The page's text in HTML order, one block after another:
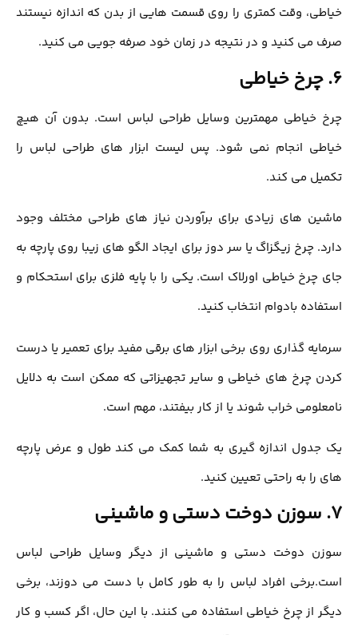
خیاطی، وقت کمتری را روی قسمت‌ هایی از بدن که اندازه نیستند
صرف می ‌کنید و در نتیجه در زمان خود صرفه‌ جویی می‌ کنید.
6. چرخ خیاطی
چرخ خیاطی مهمترین وسایل طراحی لباس است. بدون آن هیچ
خیاطی انجام نمی شود. پس لیست ابزار های طراحی لباس را
تکمیل می کند.
ماشین ‌هاي زيادي برای برآوردن نیاز های طراحی مختلف وجود
دارد. چرخ زیگزاگ يا سر دوز برای ایجاد الگو های زیبا روی پارچه به
جای چرخ خیاطی اورلاك است. یکی را با پایه فلزی برای استحکام و
استفاده بادوام انتخاب کنید.
سرمایه گذاری روی برخی ابزار های برقی مفید برای تعمیر یا درست
كردن چرخ هاي خیاطی و سایر تجهیزاتی که ممکن است به دلایل
نامعلومی خراب شوند یا از کار بیفتند، مهم است.
یک جدول اندازه گيري به شما کمک می کند طول و عرض پارچه
های را به راحتي تعیین کنيد.
7. سوزن دوخت دستی و ماشینی
سوزن دوخت دستی و ماشینی از دیگر وسایل طراحی لباس
است.برخی افراد لباس را به طور کامل با دست می دوزند، برخی
دیگر از چرخ خیاطی استفاده می کنند. با این حال، اگر كسب و كار